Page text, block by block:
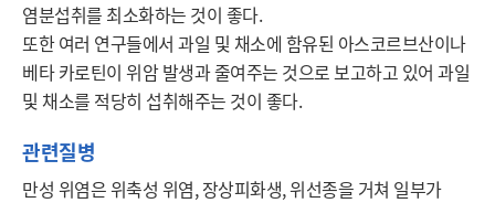
염분섭취를 최소화하는 것이 좋다.
또한 여러 연구들에서 과일 및 채소에 함유된 아스코르브산이나
베타 카로틴이 위암 발생과 줄여주는 것으로 보고하고 있어 과일
및 채소를 적당히 섭취해주는 것이 좋다.
관련질병
만성 위염은 위축성 위염, 장상피화생, 위선종을 거쳐 일부가